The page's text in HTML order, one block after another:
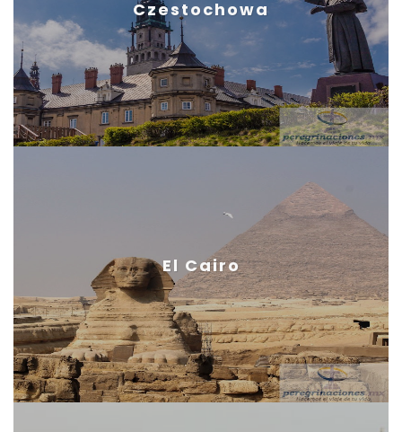
Czestochowa
El Cairo